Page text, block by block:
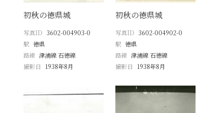
初秋の徳県城
写真ID 3602-004903-0
駅 徳県
路線 津浦線 石徳線
撮影日
1938年8月
初秋の徳県城
写真ID 3602-004902-0
駅 徳県
路線 津浦線 石徳線
撮影日
1938年8月